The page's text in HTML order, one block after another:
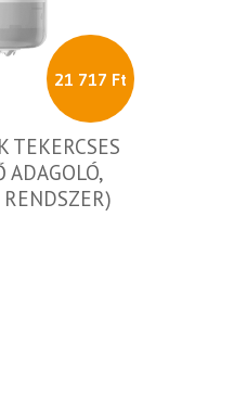
21 717 Ft
TEKERCSES
ADAGOLÓ,